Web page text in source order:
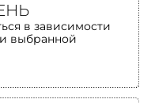
в зависимости
выбранной